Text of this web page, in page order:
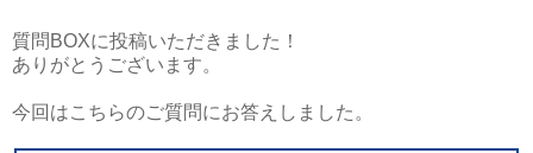
質問BOXに投稿いただきました！
ありがとうございます。
今回はこちらのご質問にお答えしました。